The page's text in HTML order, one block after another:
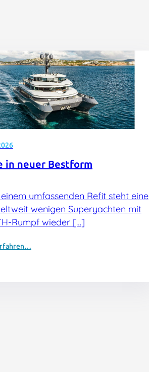
in neuer Bestform
umfassenden Refit steht eine
wenigen Superyachten mit
Rumpf wieder […]